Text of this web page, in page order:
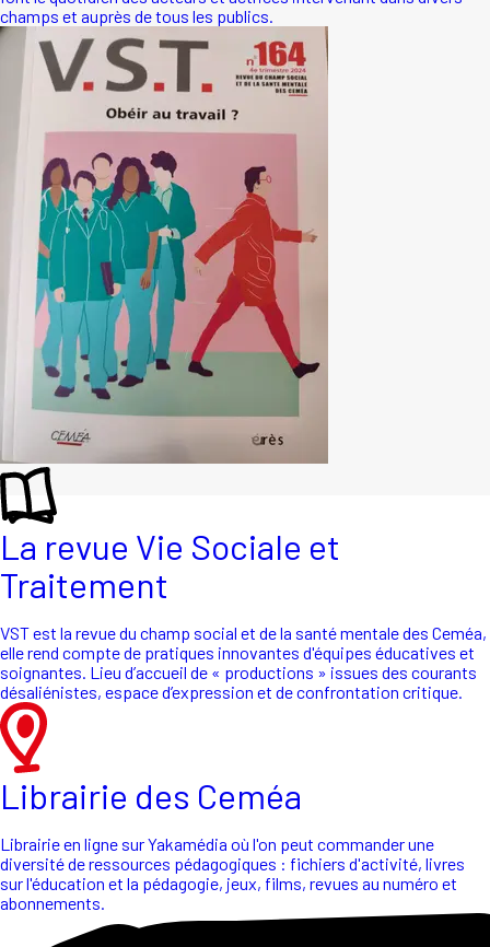
champs et auprès de tous les publics.
La revue Vie Sociale et
Traitement
VST est la revue du champ social et de la santé mentale des Ceméa,
elle rend compte de pratiques innovantes d'équipes éducatives et
soignantes. Lieu d’accueil de « productions » issues des courants
désaliénistes, espace d’expression et de confrontation critique.
Librairie des Ceméa
Librairie en ligne sur Yakamédia où l'on peut commander une
diversité de ressources pédagogiques : fichiers d'activité, livres
sur l'éducation et la pédagogie, jeux, films, revues au numéro et
abonnements.